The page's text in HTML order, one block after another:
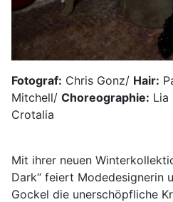
Fotograf: Chris Gonz/ Hair:
Mitchell/ Choreographie: Lia
Crotalia
Mit ihrer neuen
Dark“ feiert Modedesignerin
Gockel die unerschöpfliche